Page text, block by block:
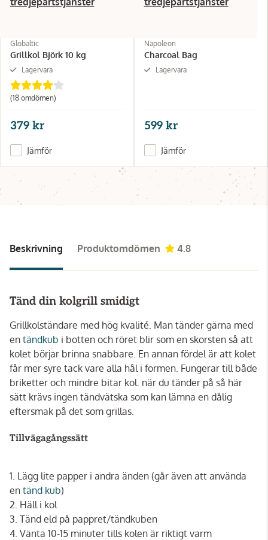
Globaltic
Grillkol Björk 10 kg
Lagervara
(18 omdömen)
379 kr
Jämför
Napoleon
Charcoal Bag
Lagervara
599 kr
Jämför
Beskrivning Produktomdömen 4.8
Tänd din kolgrill smidigt
Grillkolständare med hög kvalité. Man tänder gärna med
en tändkub i botten och röret blir som en skorsten så att
kolet börjar brinna snabbare. En annan fördel är att kolet
får mer syre tack vare alla hål i formen. Fungerar till både
briketter och mindre bitar kol. när du tänder på så här
sätt krävs ingen tändvätska som kan lämna en dålig
eftersmak på det som grillas.
Tillvägagångssätt
1. Lägg lite papper i andra änden (går även att använda
en tänd kub)
2. Häll i kol
3. Tänd eld på pappret/tändkuben
4. Vänta 10-15 minuter tills kolen är riktigt varm